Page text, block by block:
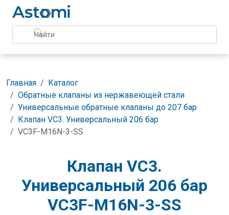
Главная
Каталог
Обратные клапаны из нержавеющей стали
Универсальные обратные клапаны до 207 бар
Клапан VC3. Универсальный 206 бар
VC3F-M16N-3-SS
Клапан VC3.
Универсальный 206 бар
VC3F-M16N-3-SS